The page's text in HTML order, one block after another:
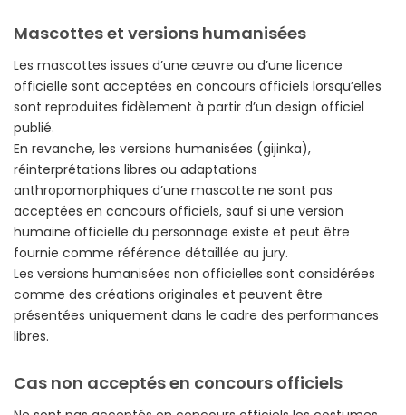
Mascottes et versions humanisées
Les mascottes issues d’une œuvre ou d’une licence
officielle sont acceptées en concours officiels lorsqu’elles
sont reproduites fidèlement à partir d’un design officiel
publié.
En revanche, les versions humanisées (gijinka),
réinterprétations libres ou adaptations
anthropomorphiques d’une mascotte ne sont pas
acceptées en concours officiels, sauf si une version
humaine officielle du personnage existe et peut être
fournie comme référence détaillée au jury.
Les versions humanisées non officielles sont considérées
comme des créations originales et peuvent être
présentées uniquement dans le cadre des performances
libres.
Cas non acceptés en concours officiels